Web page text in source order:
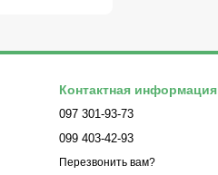
Контактная информация
097 301-93-73
099 403-42-93
Перезвонить вам?